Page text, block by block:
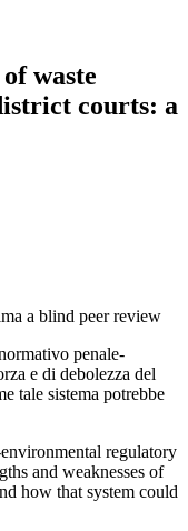
waste
courts: a
a blind peer review
penale-
e di debolezza del
tale sistema potrebbe
regulatory
and weaknesses of
how that system could